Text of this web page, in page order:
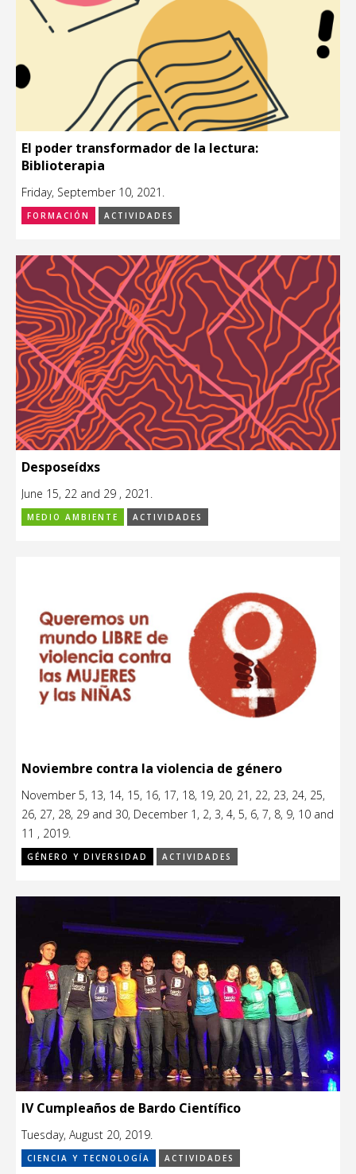
El poder transformador de la lectura:
Biblioterapia
Friday, September 10, 2021.
FORMACIÓN ACTIVIDADES
Desposeídxs
June 15, 22 and 29 , 2021.
MEDIO AMBIENTE ACTIVIDADES
Noviembre contra la violencia de género
November 5, 13, 14, 15, 16, 17, 18, 19, 20, 21, 22, 23, 24, 25,
26, 27, 28, 29 and 30, December 1, 2, 3, 4, 5, 6, 7, 8, 9, 10 and
11 , 2019.
GÉNERO Y DIVERSIDAD ACTIVIDADES
IV Cumpleaños de Bardo Científico
Tuesday, August 20, 2019.
CIENCIA Y TECNOLOGÍA ACTIVIDADES